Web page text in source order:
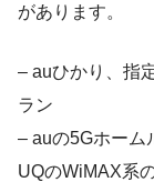
があります。
– auひかり、指
ラン
– auの5Gホーム
UQのWiMAX系